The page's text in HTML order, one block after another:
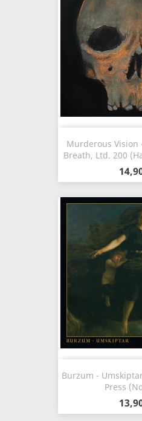
Murderous Vision
Breath, Ltd. 200
Burzum -
Press